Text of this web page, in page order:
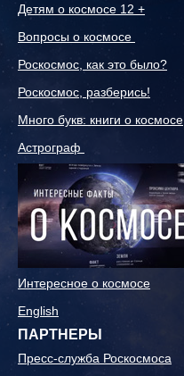
Детям о космосе 12 +
Вопросы о космосе
Роскосмос, как это было?
Роскосмос, разберись!
Много букв: книги о космосе
Астрограф
Интересное о космосе
English
ПАРТНЕРЫ
Пресс-служба Роскосмоса